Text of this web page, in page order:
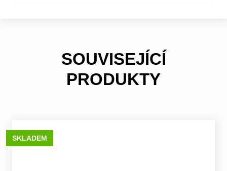
SOUVISEJÍCÍ
PRODUKTY
SKLADEM